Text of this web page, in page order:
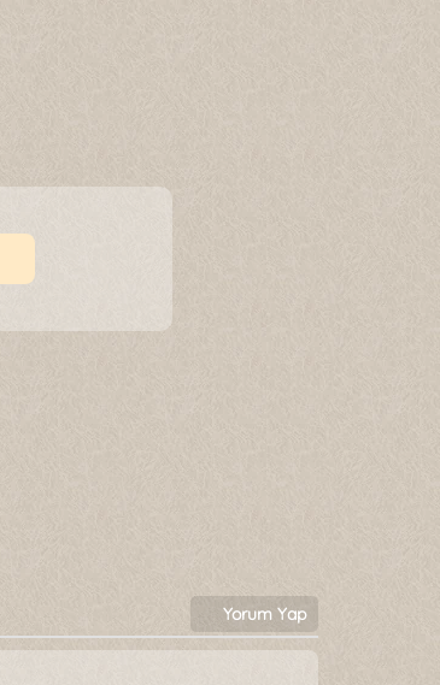
Yorum Yap